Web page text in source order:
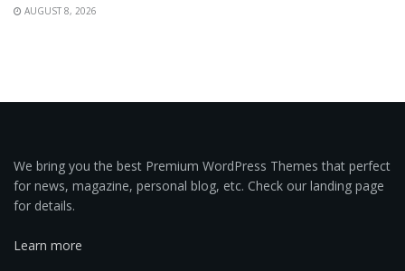
AUGUST 8, 2026
We bring you the best Premium WordPress Themes that perfect
for news, magazine, personal blog, etc. Check our landing page
for details.
Learn more